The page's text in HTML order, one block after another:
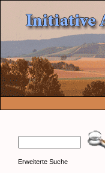
Erweiterte Suche